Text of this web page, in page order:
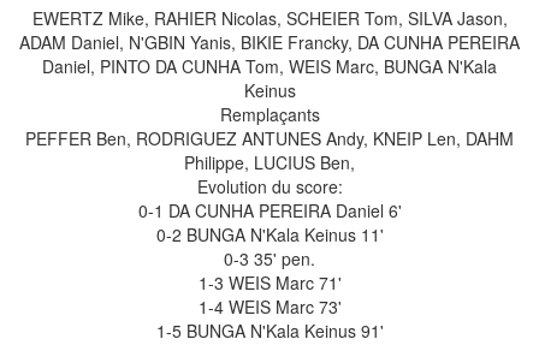
EWERTZ Mike, RAHIER Nicolas, SCHEIER Tom, SILVA Jason,
ADAM Daniel, N'GBIN Yanis, BIKIE Francky, DA CUNHA PEREIRA
Daniel, PINTO DA CUNHA Tom, WEIS Marc, BUNGA N'Kala
Keinus
Remplaçants
PEFFER Ben, RODRIGUEZ ANTUNES Andy, KNEIP Len, DAHM
Philippe, LUCIUS Ben,
Evolution du score:
0-1 DA CUNHA PEREIRA Daniel 6'
0-2 BUNGA N'Kala Keinus 11'
0-3 35' pen.
1-3 WEIS Marc 71'
1-4 WEIS Marc 73'
1-5 BUNGA N'Kala Keinus 91'